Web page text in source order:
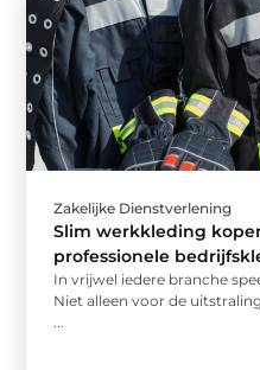
Zakelijke Dienstverlening
Slim werkkleding
professionele
In vrijwel iedere branche
Niet alleen voor de
...